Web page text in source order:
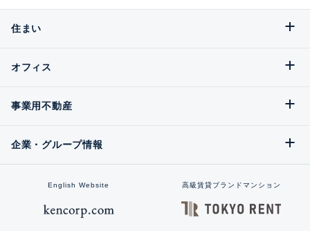
住まい
オフィス
事業用不動産
企業・グループ情報
English Website 高級賃貸ブランドマンション